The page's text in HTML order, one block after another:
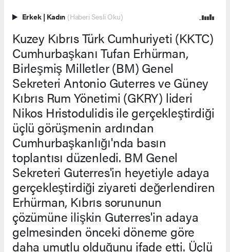
Erkek | Kadın (Haberi Sesli Oku)
Kuzey Kıbrıs Türk Cumhuriyeti (KKTC)
Cumhurbaşkanı Tufan Erhürman,
Birleşmiş Milletler (BM) Genel
Sekreteri Antonio Guterres ve Güney
Kıbrıs Rum Yönetimi (GKRY) lideri
Nikos Hristodulidis ile gerçekleştirdiği
üçlü görüşmenin ardından
Cumhurbaşkanlığı'nda basın
toplantısı düzenledi. BM Genel
Sekreteri Guterres'in heyetiyle adaya
gerçekleştirdiği ziyareti değerlendiren
Erhürman, Kıbrıs sorununun
çözümüne ilişkin Guterres'in adaya
gelmesinden önceki döneme göre
daha umutlu olduğunu ifade etti. Üçlü